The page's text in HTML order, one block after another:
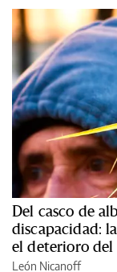
Del casco de
discapacidad:
el deterioro
León Nicanoff